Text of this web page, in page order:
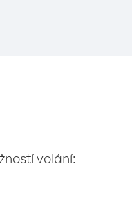
volání: